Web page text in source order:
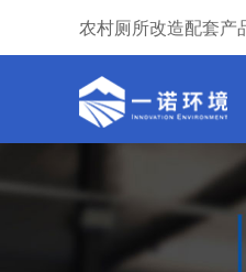
农村厕所改造配套产